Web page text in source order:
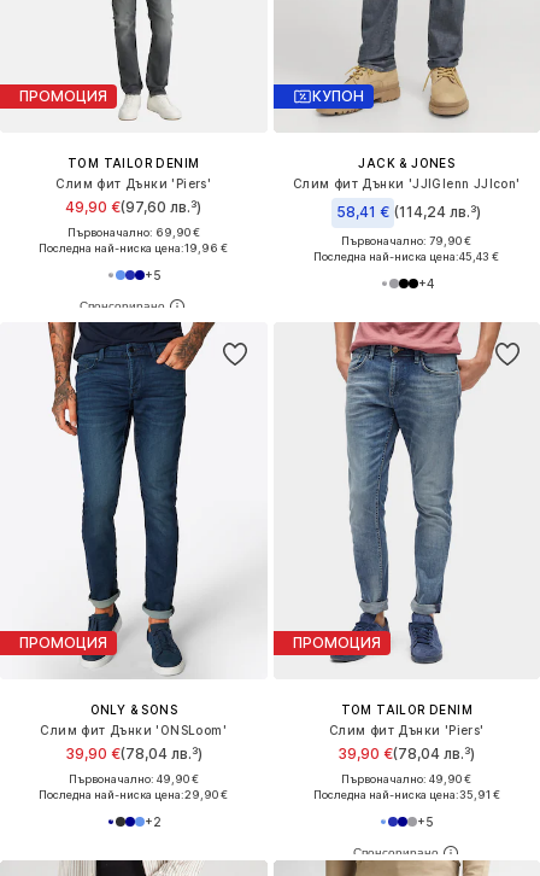
ПРОМОЦИЯ
TOM TAILOR DENIM
Слим фит Дънки 'Piers'
49,90 €(97,60 лв.³)
Първоначално: 69,90 €
Последна най-ниска цена:19,96 €
+5
КУПОН
JACK & JONES
Слим фит Дънки 'JJIGlenn JJIcon'
58,41 € (114,24 лв.³)
Първоначално: 79,90 €
Последна най-ниска цена:45,43 €
+4
ПРОМОЦИЯ
ONLY & SONS
Слим фит Дънки 'ONSLoom'
39,90 €(78,04 лв.³)
Първоначално: 49,90 €
Последна най-ниска цена:29,90 €
+2
ПРОМОЦИЯ
TOM TAILOR DENIM
Слим фит Дънки 'Piers'
39,90 €(78,04 лв.³)
Първоначално: 49,90 €
Последна най-ниска цена:35,91 €
+5